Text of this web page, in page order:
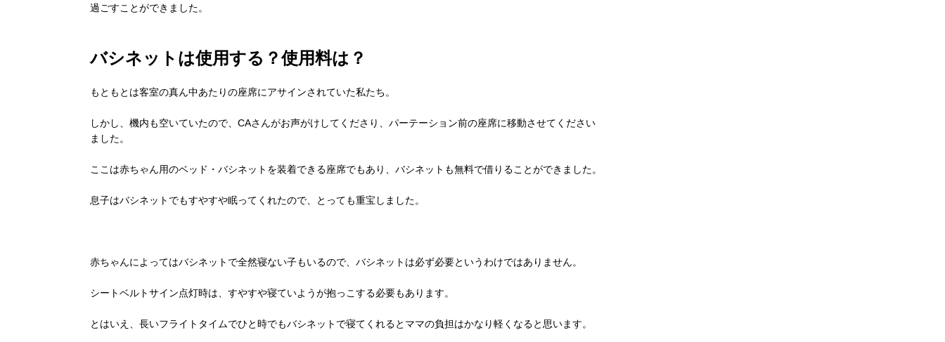
過ごすことができました。
バシネットは使用する？使用料は？
もともとは客室の真ん中あたりの座席にアサインされていた私たち。
しかし、機内も空いていたので、CAさんがお声がけしてくださり、パーテーション前の座席に移動させてください
ました。
ここは赤ちゃん用のベッド・バシネットを装着できる座席でもあり、バシネットも無料で借りることができました。
息子はバシネットでもすやすや眠ってくれたので、とっても重宝しました。
赤ちゃんによってはバシネットで全然寝ない子もいるので、バシネットは必ず必要というわけではありません。
シートベルトサイン点灯時は、すやすや寝ていようが抱っこする必要もあります。
とはいえ、長いフライトタイムでひと時でもバシネットで寝てくれるとママの負担はかなり軽くなると思います。